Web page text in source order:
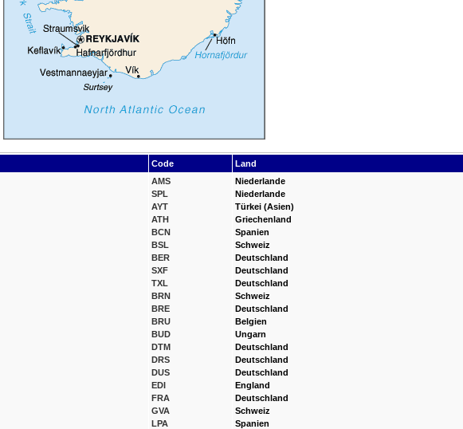
Code
Land
AMS
SPL
AYT
ATH
BCN
BSL
BER
SXF
TXL
BRN
BRE
BRU
BUD
DTM
DRS
DUS
EDI
FRA
GVA
LPA
Niederlande
Niederlande
Türkei (Asien)
Griechenland
Spanien
Schweiz
Deutschland
Deutschland
Deutschland
Schweiz
Deutschland
Belgien
Ungarn
Deutschland
Deutschland
Deutschland
England
Deutschland
Schweiz
Spanien